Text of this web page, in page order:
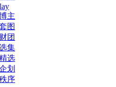
主
图
团
集
选
划
序